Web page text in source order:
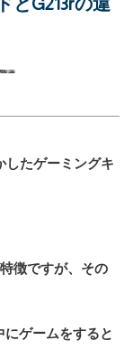
したゲーミングキ
徴ですが、その
ゲームをすると